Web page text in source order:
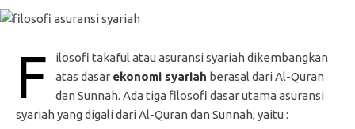
F
ilosofi takaful atau asuransi syariah dikembangkan
atas dasar ekonomi syariah berasal dari Al-Quran
dan Sunnah. Ada tiga filosofi dasar utama asuransi
syariah yang digali dari Al-Quran dan Sunnah, yaitu :